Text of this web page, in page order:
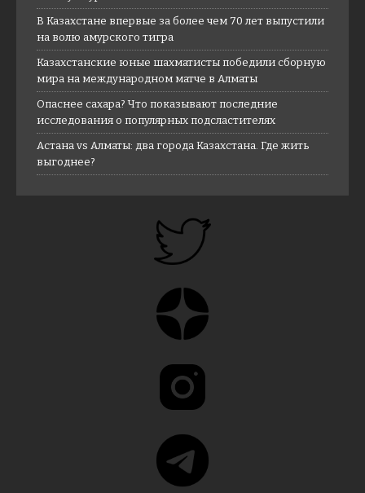
В Казахстане впервые за более чем 70 лет выпустили
на волю амурского тигра
Казахстанские юные шахматисты победили сборную
мира на международном матче в Алматы
Опаснее сахара? Что показывают последние
исследования о популярных подсластителях
Астана vs Алматы: два города Казахстана. Где жить
выгоднее?